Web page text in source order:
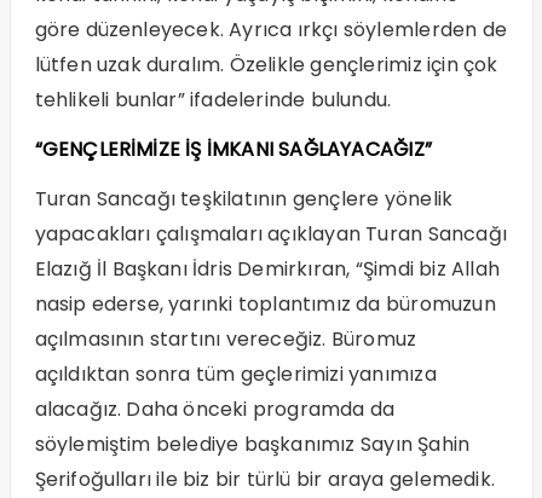
göre düzenleyecek. Ayrıca ırkçı söylemlerden de
lütfen uzak duralım. Özelikle gençlerimiz için çok
tehlikeli bunlar” ifadelerinde bulundu.
“GENÇLERİMİZE İŞ İMKANI SAĞLAYACAĞIZ”
Turan Sancağı teşkilatının gençlere yönelik
yapacakları çalışmaları açıklayan Turan Sancağı
Elazığ İl Başkanı İdris Demirkıran, “Şimdi biz Allah
nasip ederse, yarınki toplantımız da büromuzun
açılmasının startını vereceğiz. Büromuz
açıldıktan sonra tüm geçlerimizi yanımıza
alacağız. Daha önceki programda da
söylemiştim belediye başkanımız Sayın Şahin
Şerifoğulları ile biz bir türlü bir araya gelemedik.